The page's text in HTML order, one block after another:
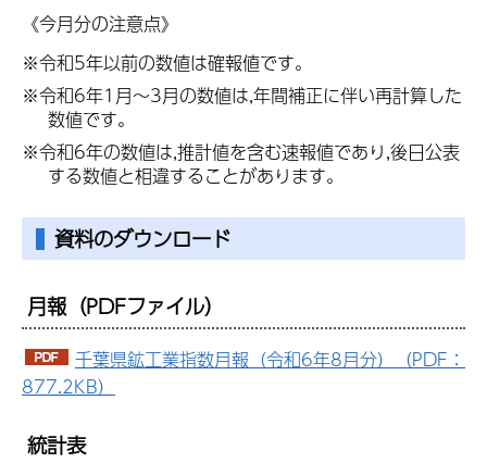
《今月分の注意点》
※令和5年以前の数値は確報値です。
※令和6年1月～3月の数値は,年間補正に伴い再計算した
数値です。
※令和6年の数値は,推計値を含む速報値であり,後日公表
する数値と相違することがあります。
資料のダウンロード
月報 （PDFファイル）
千葉県鉱工業指数月報（令和6年8月分）（PDF：
877.2KB）
統計表